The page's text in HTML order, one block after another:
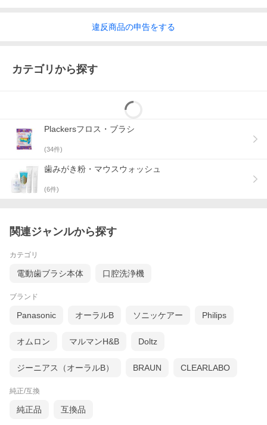
違反商品の申告をする
カテゴリから探す
Plackersフロス・ブラシ
(34件)
歯みがき粉・マウスウォッシュ
(6件)
関連ジャンルから探す
カテゴリ
電動歯ブラシ本体 口腔洗浄機
ブランド
Panasonic オーラルB ソニッケアー Philips
オムロン マルマンH&B Doltz
ジーニアス（オーラルB） BRAUN CLEARLABO
純正/互換
純正品 互換品